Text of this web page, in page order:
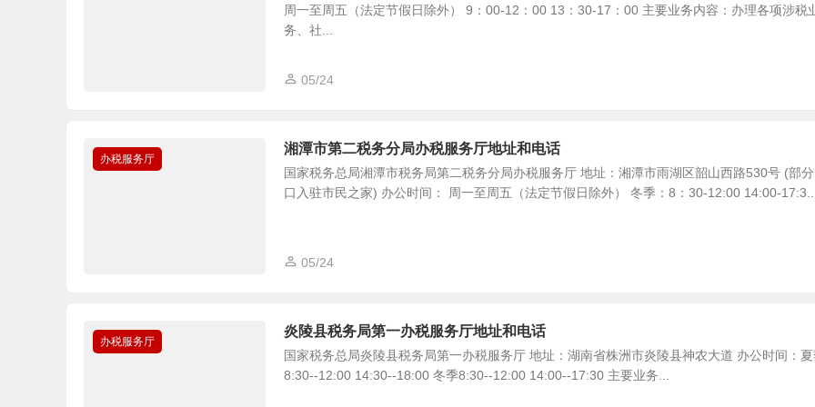
周一至周五（法定节假日除外） 9：00-12：00 13：30-17：00 主要业务内容：办理各项涉税
务、社...
05/24
办税服务厅
湘潭市第二税务分局办税服务厅地址和电话
国家税务总局湘潭市税务局第二税务分局办税服务厅 地址：湘潭市雨湖区韶山西路530号 (部
口入驻市民之家) 办公时间： 周一至周五（法定节假日除外） 冬季：8：30-12:00 14:00-17:3...
05/24
办税服务厅
炎陵县税务局第一办税服务厅地址和电话
国家税务总局炎陵县税务局第一办税服务厅 地址：湖南省株洲市炎陵县神农大道 办公时间：
8:30--12:00 14:30--18:00 冬季8:30--12:00 14:00--17:30 主要业务...